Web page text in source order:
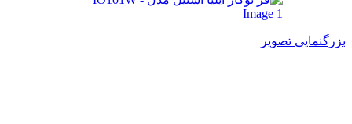
بزرگنمایی تصویر